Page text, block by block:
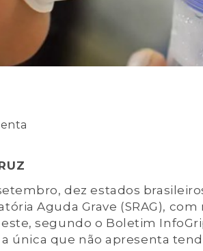
dez estados
Aguda Grave (SRAG),
segundo o Boletim
única que não apresenta